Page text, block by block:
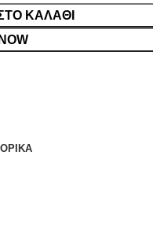
ΚΑΛΆΘΙ